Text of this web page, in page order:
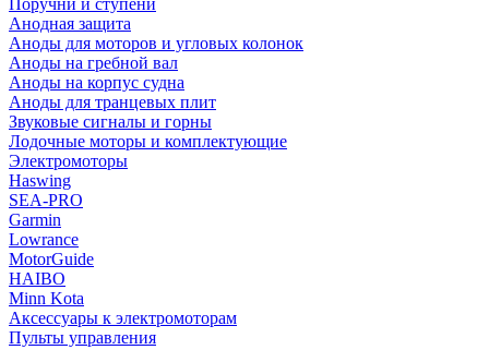
Поручни и ступени
Анодная защита
Аноды для моторов и угловых колонок
Аноды на гребной вал
Аноды на корпус судна
Аноды для транцевых плит
Звуковые сигналы и горны
Лодочные моторы и комплектующие
Электромоторы
Haswing
SEA-PRO
Garmin
Lowrance
MotorGuide
HAIBO
Minn Kota
Аксессуары к электромоторам
Пульты управления